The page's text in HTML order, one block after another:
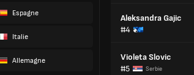
Espagne
Italie
Allemagne
Aleksandra Gajic
#4
Violeta Slovic
#5
Serbie